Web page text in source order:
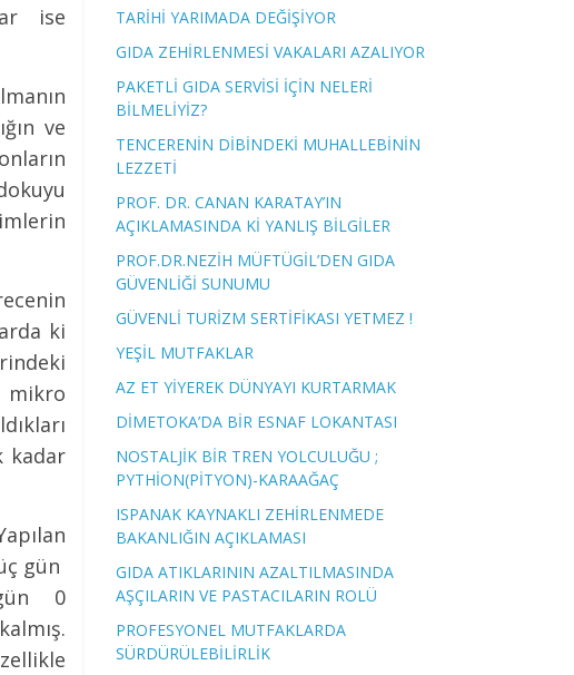
ise
ve
ki
kadar
gün
gün 0
TARİHİ YARIMADA DEĞİŞİYOR
GIDA ZEHİRLENMESİ VAKALARI AZALIYOR
PAKETLİ GIDA SERVİSİ İÇİN NELERİ
BİLMELİYİZ?
TENCERENİN DİBİNDEKİ MUHALLEBİNİN
LEZZETİ
PROF. DR. CANAN KARATAY’IN
AÇIKLAMASINDA Kİ YANLIŞ BİLGİLER
PROF.DR.NEZİH MÜFTÜGİL’DEN GIDA
GÜVENLİĞİ SUNUMU
GÜVENLİ TURİZM SERTİFİKASI YETMEZ !
YEŞİL MUTFAKLAR
AZ ET YİYEREK DÜNYAYI KURTARMAK
DİMETOKA’DA BİR ESNAF LOKANTASI
NOSTALJİK BİR TREN YOLCULUĞU ;
PYTHİON(PİTYON)-KARAAĞAÇ
ISPANAK KAYNAKLI ZEHİRLENMEDE
BAKANLIĞIN AÇIKLAMASI
GIDA ATIKLARININ AZALTILMASINDA
AŞÇILARIN VE PASTACILARIN ROLÜ
PROFESYONEL MUTFAKLARDA
SÜRDÜRÜLEBİLİRLİK